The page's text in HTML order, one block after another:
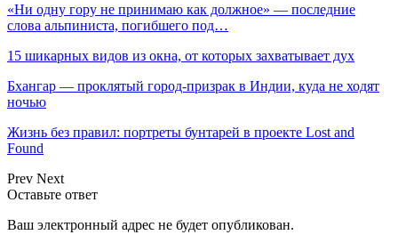
«Ни одну гору не принимаю как должное» — последние
слова альпиниста, погибшего под…
15 шикарных видов из окна, от которых захватывает дух
Бхангар — проклятый город-призрак в Индии, куда не ходят
ночью
Жизнь без правил: портреты бунтарей в проекте Lost and
Found
Prev Next
Оставьте ответ
Ваш электронный адрес не будет опубликован.